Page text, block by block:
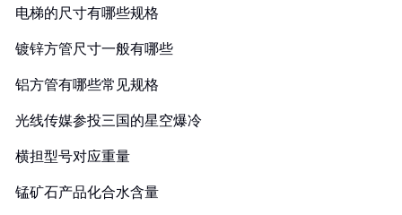
电梯的尺寸有哪些规格
镀锌方管尺寸一般有哪些
铝方管有哪些常见规格
光线传媒参投三国的星空爆冷
横担型号对应重量
锰矿石产品化合水含量